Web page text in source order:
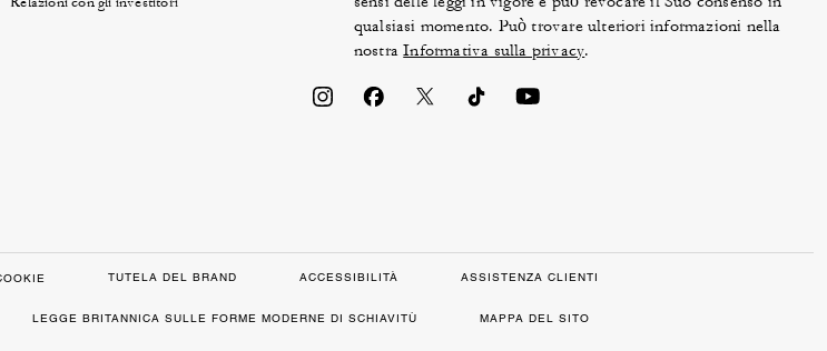
qualsiasi momento. Può trovare ulteriori informazioni nella
nostraInformativa sulla privacy.
TUTELA DEL BRAND ACCESSIBILITÀ ASSISTENZA CLIENTI
LEGGE BRITANNICA SULLE FORME MODERNE DI SCHIAVITÙ MAPPA DEL SITO